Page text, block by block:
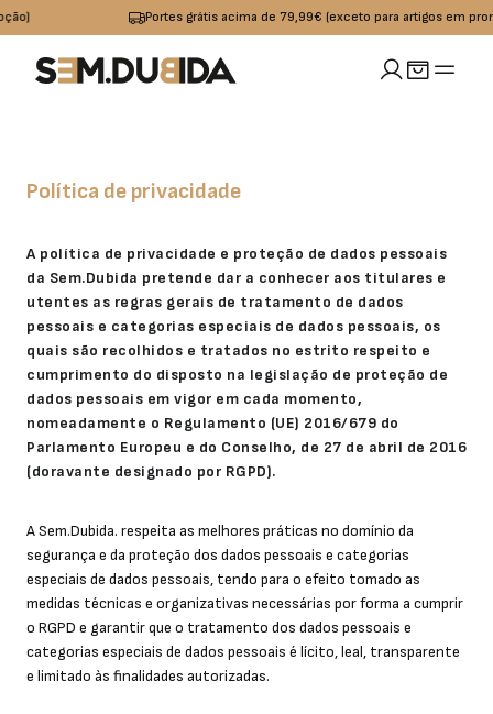
Portes grátis acima de 79,99€ (exceto para artigos em promoção)
Calças
Praia
Casacos
Calçado
Sandalias I
Chinelos
Acessórios
Bolsas
Bones
Cintos
Meias
MULHER
Política de privacidade
A política de privacidade e proteção de dados pessoais
da Sem.Dubida pretende dar a conhecer aos titulares e
utentes as regras gerais de tratamento de dados
pessoais e categorias especiais de dados pessoais, os
quais são recolhidos e tratados no estrito respeito e
cumprimento do disposto na legislação de proteção de
dados pessoais em vigor em cada momento,
nomeadamente o Regulamento (UE) 2016/679 do
Parlamento Europeu e do Conselho, de 27 de abril de 2016
(doravante designado por RGPD).
A Sem.Dubida. respeita as melhores práticas no domínio da
segurança e da proteção dos dados pessoais e categorias
especiais de dados pessoais, tendo para o efeito tomado as
medidas técnicas e organizativas necessárias por forma a cumprir
o RGPD e garantir que o tratamento dos dados pessoais e
categorias especiais de dados pessoais é lícito, leal, transparente
e limitado às finalidades autorizadas.